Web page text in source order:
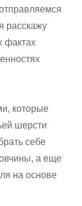
расскажу
фактах
которые
шерсти
себе
а еще
на основе